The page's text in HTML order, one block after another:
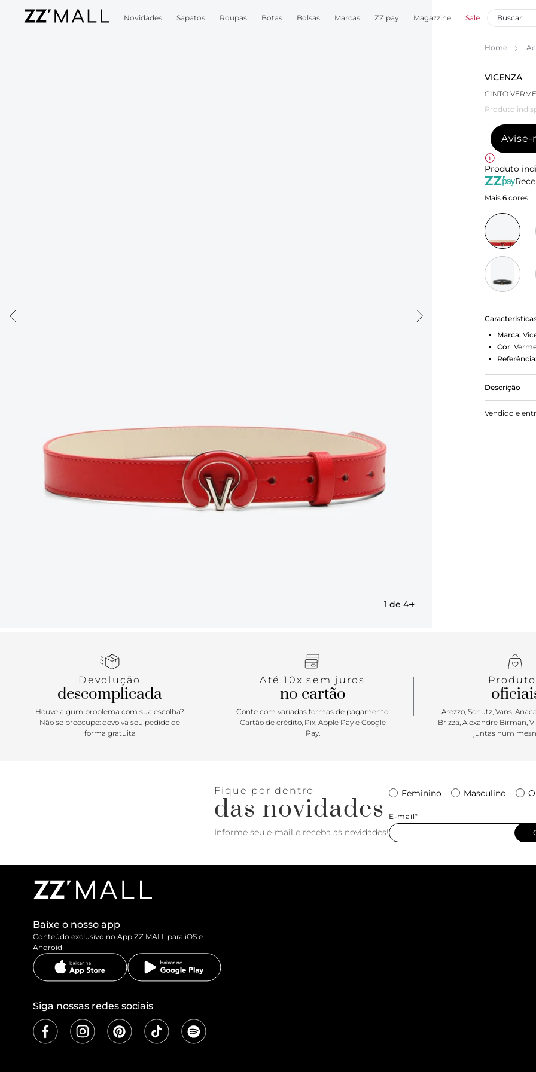
Novidades Sapatos Roupas Botas Bolsas Marcas ZZ pay Magazzine Sale
1 de 4
Home
VICENZA
CINTO
Produto
Avise-
Produto
Mais 6 cores
Marca:
Cor:
Referência:
Descrição
Cinto em
toque de
Vendido e
Devolução
descomplicada
Houve algum problema com sua escolha?
Não se preocupe: devolva seu pedido de
forma gratuita
Até 10x sem juros
no cartão
Conte com variadas formas de pagamento:
Cartão de crédito, Pix, Apple Pay e Google
Pay.
Arezzo, Schutz, Vans,
Brizza, Alexandre Birman,
juntas num
Fique por dentro
das novidades
Informe seu e-mail e receba as novidades!
Feminino Masculino
E-mail*
Baixe o nosso app
Conteúdo exclusivo no App ZZ MALL para iOS e
Android
Siga nossas redes sociais